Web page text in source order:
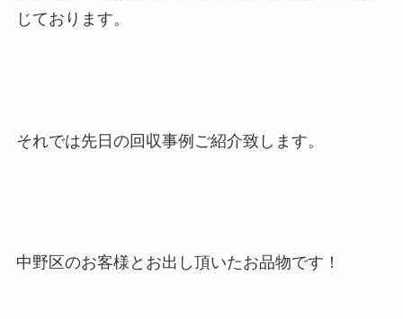
じております。
それでは先日の回収事例ご紹介致します。
中野区のお客様とお出し頂いたお品物です！